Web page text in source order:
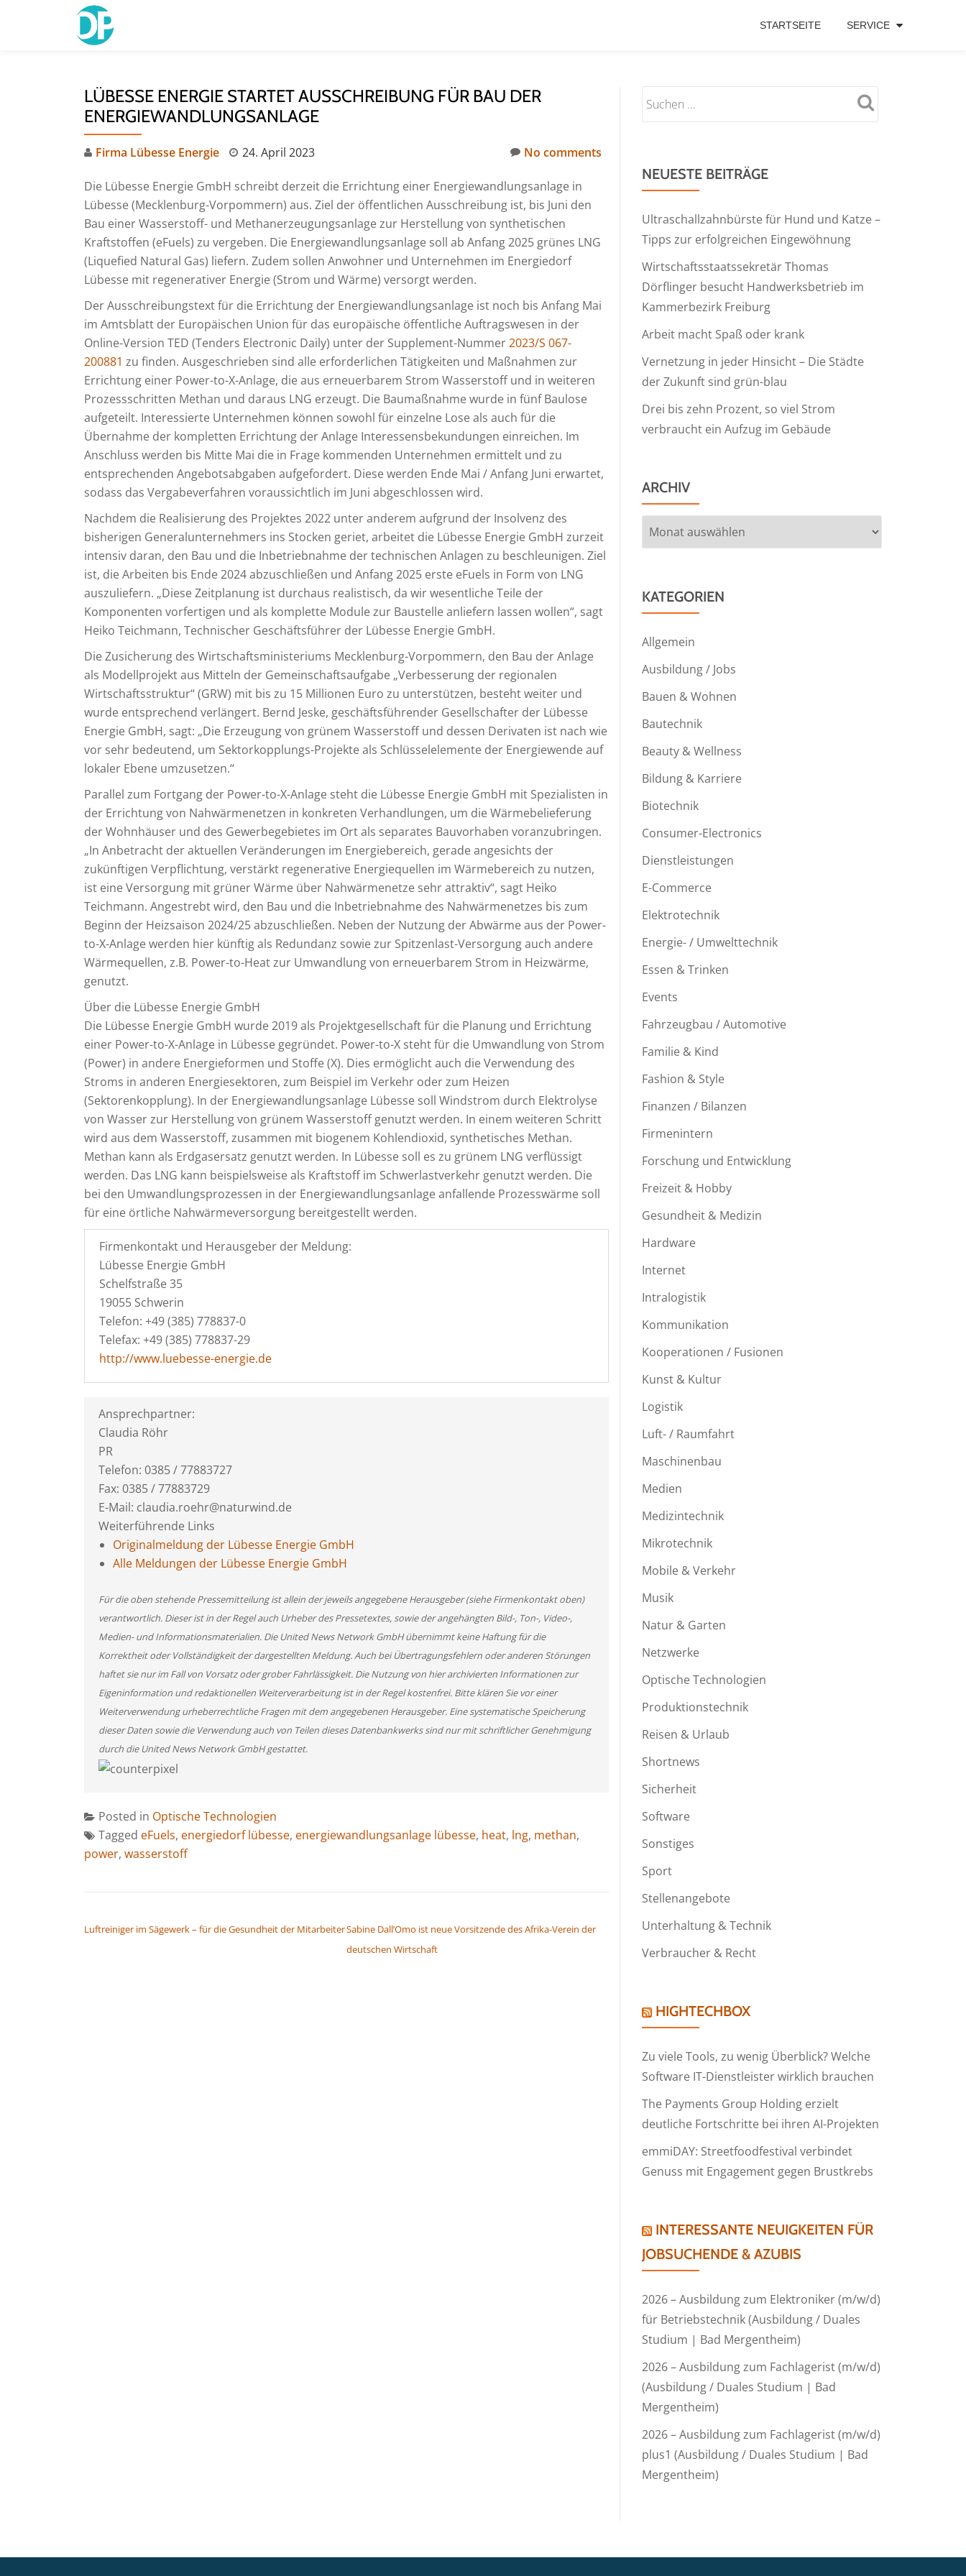
STARTSEITE SERVICE
LÜBESSE ENERGIE STARTET AUSSCHREIBUNG FÜR BAU DER
ENERGIEWANDLUNGSANLAGE
Firma Lübesse Energie 24. April 2023 No comments
Die Lübesse Energie GmbH schreibt derzeit die Errichtung einer Energiewandlungsanlage in
Lübesse (Mecklenburg-Vorpommern) aus. Ziel der öffentlichen Ausschreibung ist, bis Juni den
Bau einer Wasserstoff- und Methanerzeugungsanlage zur Herstellung von synthetischen
Kraftstoffen (eFuels) zu vergeben. Die Energiewandlungsanlage soll ab Anfang 2025 grünes LNG
(Liquefied Natural Gas) liefern. Zudem sollen Anwohner und Unternehmen im Energiedorf
Lübesse mit regenerativer Energie (Strom und Wärme) versorgt werden.
Der Ausschreibungstext für die Errichtung der Energiewandlungsanlage ist noch bis Anfang Mai
im Amtsblatt der Europäischen Union für das europäische öffentliche Auftragswesen in der
Online-Version TED (Tenders Electronic Daily) unter der Supplement-Nummer2023/S 067-
200881 zu finden. Ausgeschrieben sind alle erforderlichen Tätigkeiten und Maßnahmen zur
Errichtung einer Power-to-X-Anlage, die aus erneuerbarem Strom Wasserstoff und in weiteren
Prozessschritten Methan und daraus LNG erzeugt. Die Baumaßnahme wurde in fünf Baulose
aufgeteilt. Interessierte Unternehmen können sowohl für einzelne Lose als auch für die
Übernahme der kompletten Errichtung der Anlage Interessensbekundungen einreichen. Im
Anschluss werden bis Mitte Mai die in Frage kommenden Unternehmen ermittelt und zu
entsprechenden Angebotsabgaben aufgefordert. Diese werden Ende Mai / Anfang Juni erwartet,
sodass das Vergabeverfahren voraussichtlich im Juni abgeschlossen wird.
Nachdem die Realisierung des Projektes 2022 unter anderem aufgrund der Insolvenz des
bisherigen Generalunternehmers ins Stocken geriet, arbeitet die Lübesse Energie GmbH zurzeit
intensiv daran, den Bau und die Inbetriebnahme der technischen Anlagen zu beschleunigen. Ziel
ist, die Arbeiten bis Ende 2024 abzuschließen und Anfang 2025 erste eFuels in Form von LNG
auszuliefern. „Diese Zeitplanung ist durchaus realistisch, da wir wesentliche Teile der
Komponenten vorfertigen und als komplette Module zur Baustelle anliefern lassen wollen“, sagt
Heiko Teichmann, Technischer Geschäftsführer der Lübesse Energie GmbH.
Die Zusicherung des Wirtschaftsministeriums Mecklenburg-Vorpommern, den Bau der Anlage
als Modellprojekt aus Mitteln der Gemeinschaftsaufgabe „Verbesserung der regionalen
Wirtschaftsstruktur“ (GRW) mit bis zu 15 Millionen Euro zu unterstützen, besteht weiter und
wurde entsprechend verlängert. Bernd Jeske, geschäftsführender Gesellschafter der Lübesse
Energie GmbH, sagt: „Die Erzeugung von grünem Wasserstoff und dessen Derivaten ist nach wie
vor sehr bedeutend, um Sektorkopplungs-Projekte als Schlüsselelemente der Energiewende auf
lokaler Ebene umzusetzen.“
Parallel zum Fortgang der Power-to-X-Anlage steht die Lübesse Energie GmbH mit Spezialisten in
der Errichtung von Nahwärmenetzen in konkreten Verhandlungen, um die Wärmebelieferung
der Wohnhäuser und des Gewerbegebietes im Ort als separates Bauvorhaben voranzubringen.
„In Anbetracht der aktuellen Veränderungen im Energiebereich, gerade angesichts der
zukünftigen Verpflichtung, verstärkt regenerative Energiequellen im Wärmebereich zu nutzen,
ist eine Versorgung mit grüner Wärme über Nahwärmenetze sehr attraktiv“, sagt Heiko
Teichmann. Angestrebt wird, den Bau und die Inbetriebnahme des Nahwärmenetzes bis zum
Beginn der Heizsaison 2024/25 abzuschließen. Neben der Nutzung der Abwärme aus der Power-
to-X-Anlage werden hier künftig als Redundanz sowie zur Spitzenlast-Versorgung auch andere
Wärmequellen, z.B. Power-to-Heat zur Umwandlung von erneuerbarem Strom in Heizwärme,
genutzt.
Über die Lübesse Energie GmbH
Die Lübesse Energie GmbH wurde 2019 als Projektgesellschaft für die Planung und Errichtung
einer Power-to-X-Anlage in Lübesse gegründet. Power-to-X steht für die Umwandlung von Strom
(Power) in andere Energieformen und Stoffe (X). Dies ermöglicht auch die Verwendung des
Stroms in anderen Energiesektoren, zum Beispiel im Verkehr oder zum Heizen
(Sektorenkopplung). In der Energiewandlungsanlage Lübesse soll Windstrom durch Elektrolyse
von Wasser zur Herstellung von grünem Wasserstoff genutzt werden. In einem weiteren Schritt
wird aus dem Wasserstoff, zusammen mit biogenem Kohlendioxid, synthetisches Methan.
Methan kann als Erdgasersatz genutzt werden. In Lübesse soll es zu grünem LNG verflüssigt
werden. Das LNG kann beispielsweise als Kraftstoff im Schwerlastverkehr genutzt werden. Die
bei den Umwandlungsprozessen in der Energiewandlungsanlage anfallende Prozesswärme soll
für eine örtliche Nahwärmeversorgung bereitgestellt werden.
Firmenkontakt und Herausgeber der Meldung:
Lübesse Energie GmbH
Schelfstraße 35
19055 Schwerin
Telefon: +49 (385) 778837-0
Telefax: +49 (385) 778837-29
http://www.luebesse-energie.de
Ansprechpartner:
Claudia Röhr
PR
Telefon: 0385 / 77883727
Fax: 0385 / 77883729
E-Mail: claudia.roehr@naturwind.de
Weiterführende Links
Originalmeldung der Lübesse Energie GmbH
Alle Meldungen der Lübesse Energie GmbH
Für die oben stehende Pressemitteilung ist allein der jeweils angegebene Herausgeber (siehe Firmenkontakt oben)
verantwortlich. Dieser ist in der Regel auch Urheber des Pressetextes, sowie der angehängten Bild-, Ton-, Video-,
Medien- und Informationsmaterialien. Die United News Network GmbH übernimmt keine Haftung für die
Korrektheit oder Vollständigkeit der dargestellten Meldung. Auch bei Übertragungsfehlern oder anderen Störungen
haftet sie nur im Fall von Vorsatz oder grober Fahrlässigkeit. Die Nutzung von hier archivierten Informationen zur
Eigeninformation und redaktionellen Weiterverarbeitung ist in der Regel kostenfrei. Bitte klären Sie vor einer
Weiterverwendung urheberrechtliche Fragen mit dem angegebenen Herausgeber. Eine systematische Speicherung
dieser Daten sowie die Verwendung auch von Teilen dieses Datenbankwerks sind nur mit schriftlicher Genehmigung
durch die United News Network GmbH gestattet.
Posted in Optische Technologien
Tagged eFuels, energiedorf lübesse, energiewandlungsanlage lübesse, heat, lng, methan,
power, wasserstoff
Luftreiniger im Sägewerk – für die Gesundheit der MitarbeiterSabine Dall’Omo ist neue Vorsitzende des Afrika-Verein der
deutschen Wirtschaft
NEUESTE BEITRÄGE
Ultraschallzahnbürste für Hund und Katze –
Tipps zur erfolgreichen Eingewöhnung
Wirtschaftsstaatssekretär Thomas
Dörflinger besucht Handwerksbetrieb im
Kammerbezirk Freiburg
Arbeit macht Spaß oder krank
Vernetzung in jeder Hinsicht – Die Städte
der Zukunft sind grün-blau
Drei bis zehn Prozent, so viel Strom
verbraucht ein Aufzug im Gebäude
ARCHIV
Archiv
KATEGORIEN
Allgemein
Ausbildung / Jobs
Bauen & Wohnen
Bautechnik
Beauty & Wellness
Bildung & Karriere
Biotechnik
Consumer-Electronics
Dienstleistungen
E-Commerce
Elektrotechnik
Energie- / Umwelttechnik
Essen & Trinken
Events
Fahrzeugbau / Automotive
Familie & Kind
Fashion & Style
Finanzen / Bilanzen
Firmenintern
Forschung und Entwicklung
Freizeit & Hobby
Gesundheit & Medizin
Hardware
Internet
Intralogistik
Kommunikation
Kooperationen / Fusionen
Kunst & Kultur
Logistik
Luft- / Raumfahrt
Maschinenbau
Medien
Medizintechnik
Mikrotechnik
Mobile & Verkehr
Musik
Natur & Garten
Netzwerke
Optische Technologien
Produktionstechnik
Reisen & Urlaub
Shortnews
Sicherheit
Software
Sonstiges
Sport
Stellenangebote
Unterhaltung & Technik
Verbraucher & Recht
HIGHTECHBOX
Zu viele Tools, zu wenig Überblick? Welche
Software IT-Dienstleister wirklich brauchen
The Payments Group Holding erzielt
deutliche Fortschritte bei ihren AI-Projekten
emmiDAY: Streetfoodfestival verbindet
Genuss mit Engagement gegen Brustkrebs
INTERESSANTE NEUIGKEITEN FÜR
JOBSUCHENDE & AZUBIS
2026 – Ausbildung zum Elektroniker (m/w/d)
für Betriebstechnik (Ausbildung / Duales
Studium | Bad Mergentheim)
2026 – Ausbildung zum Fachlagerist (m/w/d)
(Ausbildung / Duales Studium | Bad
Mergentheim)
2026 – Ausbildung zum Fachlagerist (m/w/d)
plus1 (Ausbildung / Duales Studium | Bad
Mergentheim)